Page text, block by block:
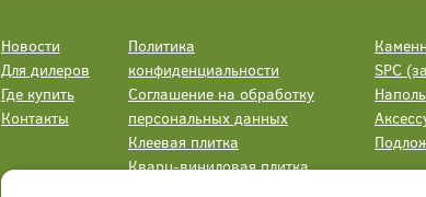
Новости
Для дилеров
Где купить
Контакты
Политика
конфиденциальности
Соглашение на обработку
персональных данных
Клеевая плитка
Кварц-виниловая плитка
SPC